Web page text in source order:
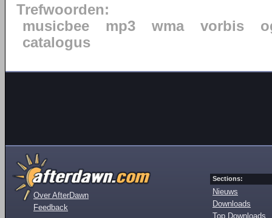
Trefwoorden:
musicbee
mp3 wma vorbis
catalogus
Over AfterDawn
Feedback
Sections:
Nieuws
Downloads
Top Downloads